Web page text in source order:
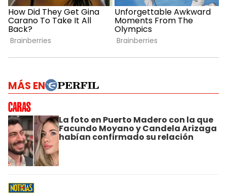
MÁS EN
La foto en Puerto Madero con la que
Facundo Moyano y Candela Arizaga
habían confirmado su relación